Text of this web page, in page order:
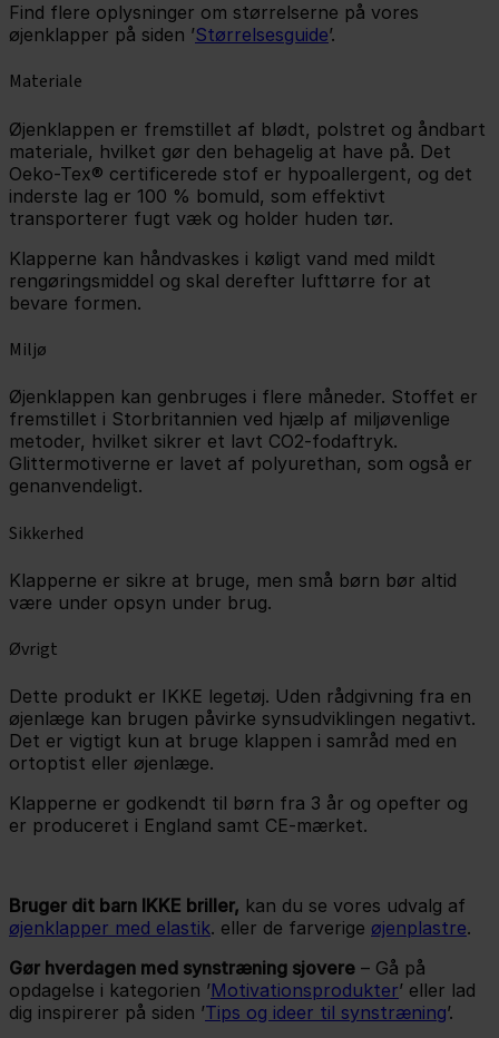
Find flere oplysninger om størrelserne på vores
øjenklapper på siden ’Størrelsesguide’.
Materiale
Øjenklappen er fremstillet af blødt, polstret og åndbart
materiale, hvilket gør den behagelig at have på. Det
Oeko-Tex® certificerede stof er hypoallergent, og det
inderste lag er 100 % bomuld, som effektivt
transporterer fugt væk og holder huden tør.
Klapperne kan håndvaskes i køligt vand med mildt
rengøringsmiddel og skal derefter lufttørre for at
bevare formen.
Miljø
Øjenklappen kan genbruges i flere måneder. Stoffet er
fremstillet i Storbritannien ved hjælp af miljøvenlige
metoder, hvilket sikrer et lavt CO2-fodaftryk.
Glittermotiverne er lavet af polyurethan, som også er
genanvendeligt.
Sikkerhed
Klapperne er sikre at bruge, men små børn bør altid
være under opsyn under brug.
Øvrigt
Dette produkt er IKKE legetøj. Uden rådgivning fra en
øjenlæge kan brugen påvirke synsudviklingen negativt.
Det er vigtigt kun at bruge klappen i samråd med en
ortoptist eller øjenlæge.
Klapperne er godkendt til børn fra 3 år og opefter og
er produceret i England samt CE-mærket.
Bruger dit barn IKKE briller, kan du se vores udvalg af
øjenklapper med elastik. eller de farverige øjenplastre.
Gør hverdagen med synstræning sjovere – Gå på
opdagelse i kategorien ’Motivationsprodukter’ eller lad
dig inspirerer på siden ’Tips og ideer til synstræning’.